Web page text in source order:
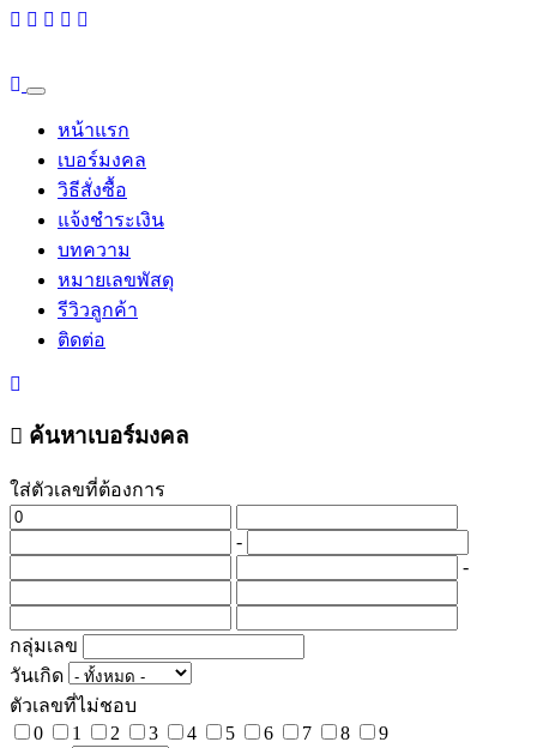
หน้าแรก
เบอร์มงคล
วิธีสั่งซื้อ
แจ้งชำระเงิน
บทความ
หมายเลขพัสดุ
รีวิวลูกค้า
ติดต่อ
ค้นหาเบอร์มงคล
ใส่ตัวเลขที่ต้องการ
-
-
กลุ่มเลข
วันเกิด
ตัวเลขที่ไม่ชอบ
0
1 2 3 4 5 6 7 8
9